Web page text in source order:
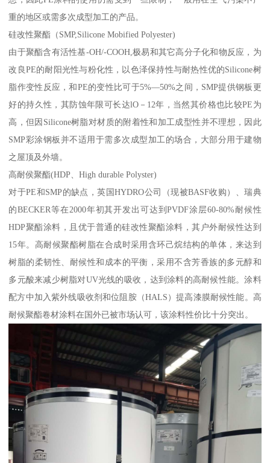
重的地区或需多次成型加工的产品。
硅改性聚酯（SMP,Silicone Mobified Polyester)
由于聚酯含有活性基-OH/-COOH,极易和其它高分子化和物反应，为
改良PE的耐阳光性与粉化性，以色泽保持性与耐热性优的Silicone树
脂作变性反应，和PE的变性比可于5%—50%之间，SMP提供钢板更
好的持久性，其防蚀年限可长达lO－12年，当然其价格也比较PE为
高，但因Silicone树脂对材质的附着性和加工成型性并不理想，因此
SMP彩涂钢板并不适用于需多次成型加工的场合，大部分用于建物
之屋顶及外墙。
高耐侯聚酯(HDP、High durable Polyster)
对于PE和SMP的缺点，英国HYDRO公司（现被BASF收购）、瑞典
的BECKER等在2000年初其开发出可达到PVDF涂层60-80%耐候性
HDP聚酯涂料，且优于普通的硅改性聚酯涂料，其户外耐候性达到
15年。高耐候聚酯树脂在合成时采用含环己烷结构的单体，来达到
树脂的柔韧性、耐候性和成本的平衡，采用不含芳香族的多元醇和
多元酸来减少树脂对UV光线的吸收，达到涂料的高耐候性能。涂料
配方中加入紫外线吸收剂和位阻胺（HALS）提高漆膜耐候性能。高
耐候聚酯卷材涂料在国外已被市场认可，该涂料性价比十分突出。